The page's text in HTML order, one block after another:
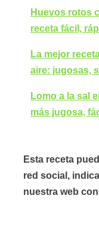
Huevos rotos
receta fácil,
La mejor
aire: jugosas,
Lomo a la sal
más jugosa,
Esta receta
red social,
nuestra web